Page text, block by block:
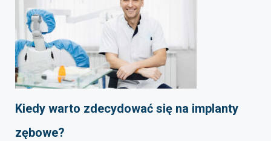
Kiedy warto zdecydować się na implanty
zębowe?